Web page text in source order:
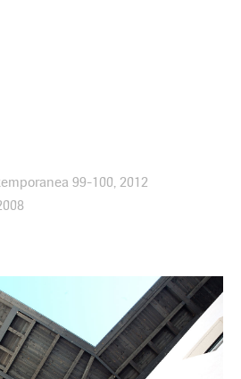
99-100, 2012